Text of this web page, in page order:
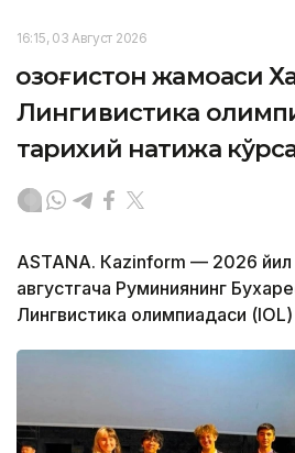
16:15, 03 Август 2026
Қозоғистон жамоаси
Лингивистика
тарихий натижа
ASTANА. Кazinform — 2026
августгача Руминиянинг
Лингвистика олимпиадаси